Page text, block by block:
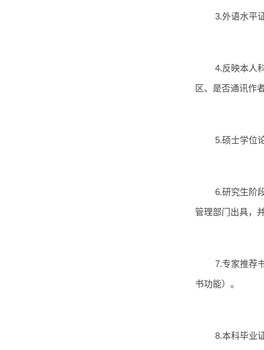
3.外语水平
4.反映本人
区、是否通讯作
5.硕士学位
6.研究生阶
管理部门出具，
7.专家推荐
书功能）。
8.本科毕业